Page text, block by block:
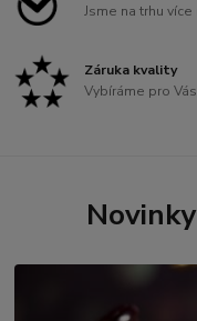
Jsme na trhu
Záruka kvality
Vybíráme pro